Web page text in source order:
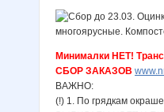
Минималки НЕТ!
СБОР ЗАКАЗОВ
ВАЖНО:
(!) 1. По грядкам